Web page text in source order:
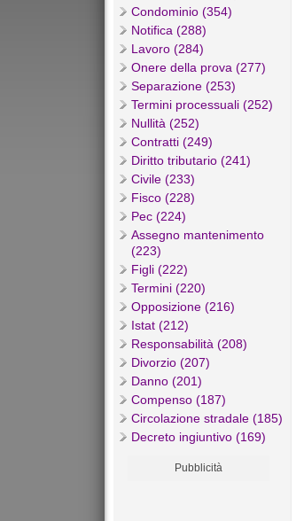
Condominio (354)
Notifica (288)
Lavoro (284)
Onere della prova (277)
Separazione (253)
Termini processuali (252)
Nullità (252)
Contratti (249)
Diritto tributario (241)
Civile (233)
Fisco (228)
Pec (224)
Assegno mantenimento
(223)
Figli (222)
Termini (220)
Opposizione (216)
Istat (212)
Responsabilità (208)
Divorzio (207)
Danno (201)
Compenso (187)
Circolazione stradale (185)
Decreto ingiuntivo (169)
Pubblicità